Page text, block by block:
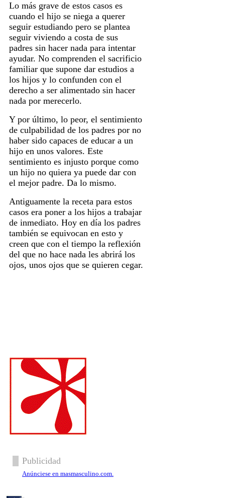
Lo más grave de estos casos es
cuando el hijo se niega a querer
seguir estudiando pero se plantea
seguir viviendo a costa de sus
padres sin hacer nada para intentar
ayudar. No comprenden el sacrificio
familiar que supone dar estudios a
los hijos y lo confunden con el
derecho a ser alimentado sin hacer
nada por merecerlo.
Y por último, lo peor, el sentimiento
de culpabilidad de los padres por no
haber sido capaces de educar a un
hijo en unos valores. Este
sentimiento es injusto porque como
un hijo no quiera ya puede dar con
el mejor padre. Da lo mismo.
Antiguamente la receta para estos
casos era poner a los hijos a trabajar
de inmediato. Hoy en día los padres
también se equivocan en esto y
creen que con el tiempo la reflexión
del que no hace nada les abrirá los
ojos, unos ojos que se quieren cegar.
Publicidad
Anúnciese en masmasculino.com.